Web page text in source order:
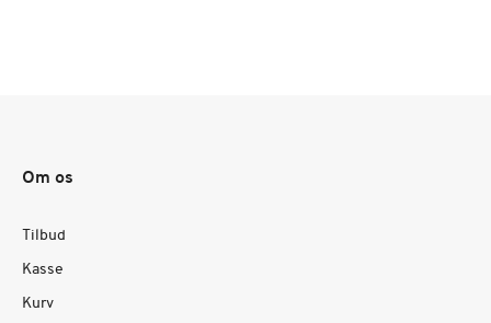
Om os
Tilbud
Kasse
Kurv